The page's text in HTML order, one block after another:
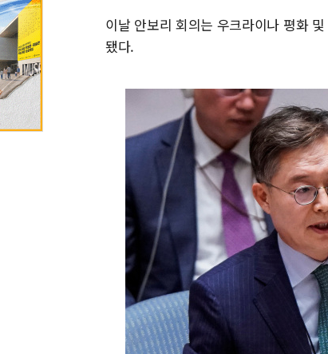
이날 안보리 회의는 우크라이나 평화
됐다.